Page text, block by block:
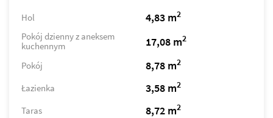
Hol 4,83 m2
Pokój dzienny z aneksem
kuchennym
17,08 m2
Pokój 8,78 m2
Łazienka 3,58 m2
Taras 8,72 m2